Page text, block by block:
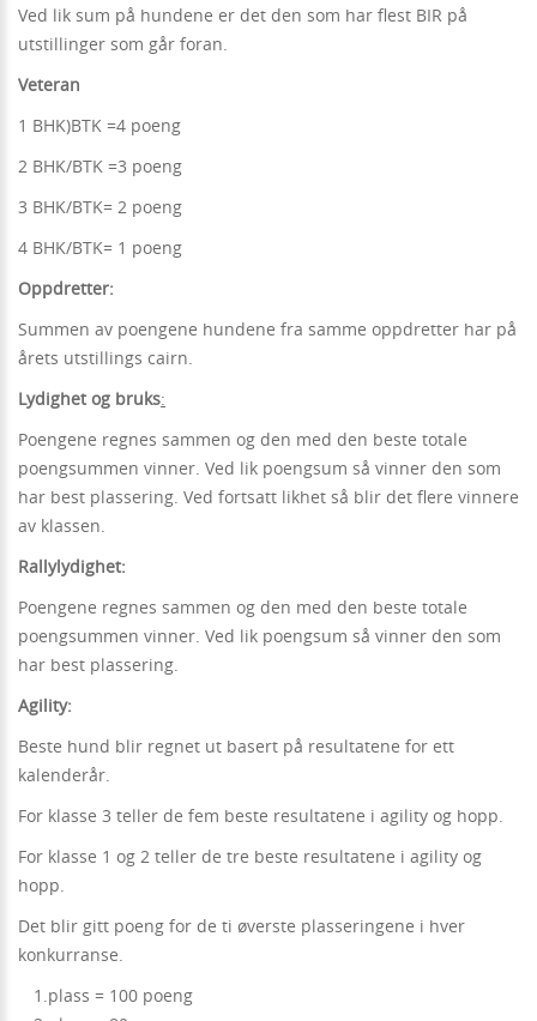
Ved lik sum på hundene er det den som har flest BIR på
utstillinger som går foran.
Veteran
1 BHK)BTK =4 poeng
2 BHK/BTK =3 poeng
3 BHK/BTK= 2 poeng
4 BHK/BTK= 1 poeng
Oppdretter:
Summen av poengene hundene fra samme oppdretter har på
årets utstillings cairn.
Lydighet og bruks:
Poengene regnes sammen og den med den beste totale
poengsummen vinner. Ved lik poengsum så vinner den som
har best plassering. Ved fortsatt likhet så blir det flere vinnere
av klassen.
Rallylydighet:
Poengene regnes sammen og den med den beste totale
poengsummen vinner. Ved lik poengsum så vinner den som
har best plassering.
Agility:
Beste hund blir regnet ut basert på resultatene for ett
kalenderår.
For klasse 3 teller de fem beste resultatene i agility og hopp.
For klasse 1 og 2 teller de tre beste resultatene i agility og
hopp.
Det blir gitt poeng for de ti øverste plasseringene i hver
konkurranse.
1.plass = 100 poeng